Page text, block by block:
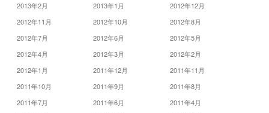
2013年2月
2013年1月
2012年12月
2012年11月
2012年10月
2012年8月
2012年7月
2012年6月
2012年5月
2012年4月
2012年3月
2012年2月
2012年1月
2011年12月
2011年11月
2011年10月
2011年9月
2011年8月
2011年7月
2011年6月
2011年4月